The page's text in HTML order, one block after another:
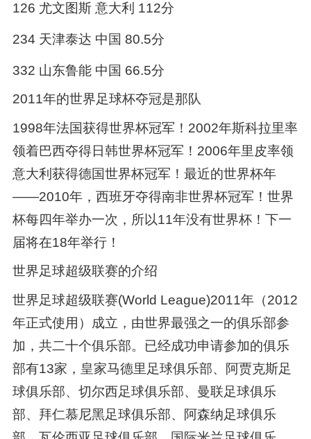
126 尤文图斯 意大利 112分
234 天津泰达 中国 80.5分
332 山东鲁能 中国 66.5分
2011年的世界足球杯夺冠是那队
1998年法国获得世界杯冠军！2002年斯科拉里率
领着巴西夺得日韩世界杯冠军！2006年里皮率领
意大利获得德国世界杯冠军！最近的世界杯年
——2010年，西班牙夺得南非世界杯冠军！世界
杯每四年举办一次，所以11年没有世界杯！下一
届将在18年举行！
世界足球超级联赛的介绍
世界足球超级联赛(World League)2011年（2012
年正式使用）成立，由世界最强之一的俱乐部参
加，共二十个俱乐部。已经成功申请参加的俱乐
部有13家，皇家马德里足球俱乐部、阿贾克斯足
球俱乐部、切尔西足球俱乐部、曼联足球俱乐
部、拜仁慕尼黑足球俱乐部、阿森纳足球俱乐